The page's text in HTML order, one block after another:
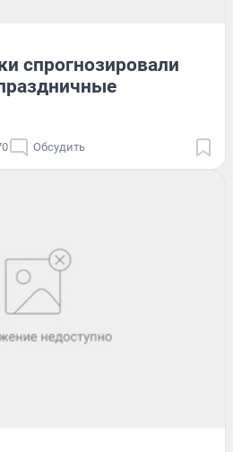
спрогнозировали
Обсудить